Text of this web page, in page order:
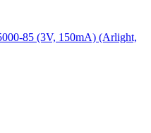
85 (3V, 150mA) (Arlight,